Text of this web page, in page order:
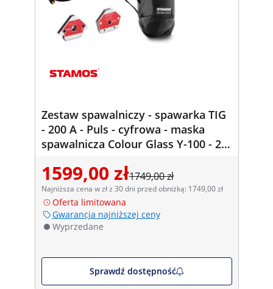
Zestaw spawalniczy - spawarka TIG
- 200 A - Puls - cyfrowa - maska
spawalnicza Colour Glass Y-100 - 2
30/45/60/75/90/105/135° - 25 kg
1599,00 zł1749,00 zł
Najniższa cena w zł z 30 dni przed obniżką: 1749,00 zł
Oferta limitowana
Gwarancja najniższej ceny
Wyprzedane
Sprawdź dostępność